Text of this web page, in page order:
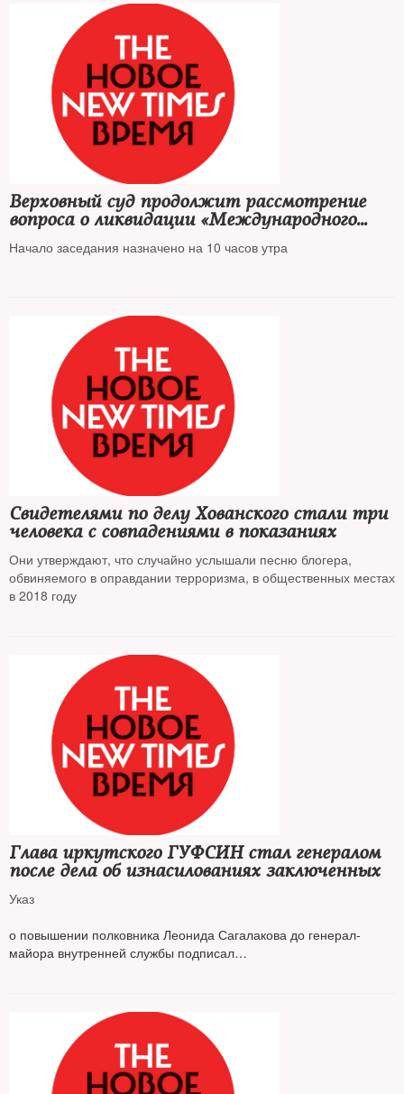
Верховный суд продолжит рассмотрение
вопроса о ликвидации «Международного
Мемориала»*
Начало заседания назначено на 10 часов утра
Свидетелями по делу Хованского стали три
человека с совпадениями в показаниях
Они утверждают, что случайно услышали песню блогера,
обвиняемого в оправдании терроризма, в общественных местах
в 2018 году
Глава иркутского ГУФСИН стал генералом
после дела об изнасилованиях заключенных
Указ
о повышении полковника Леонида Сагалакова до генерал-
майора внутренней службы подписал